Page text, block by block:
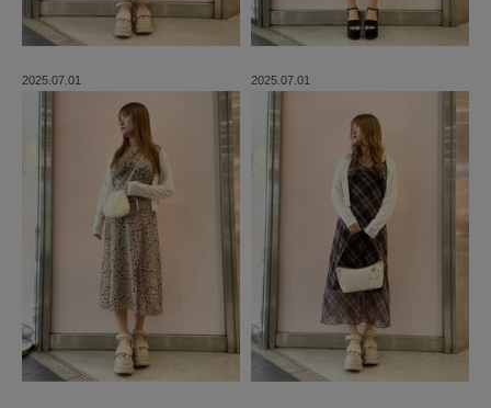
2025.07.01 2025.07.01